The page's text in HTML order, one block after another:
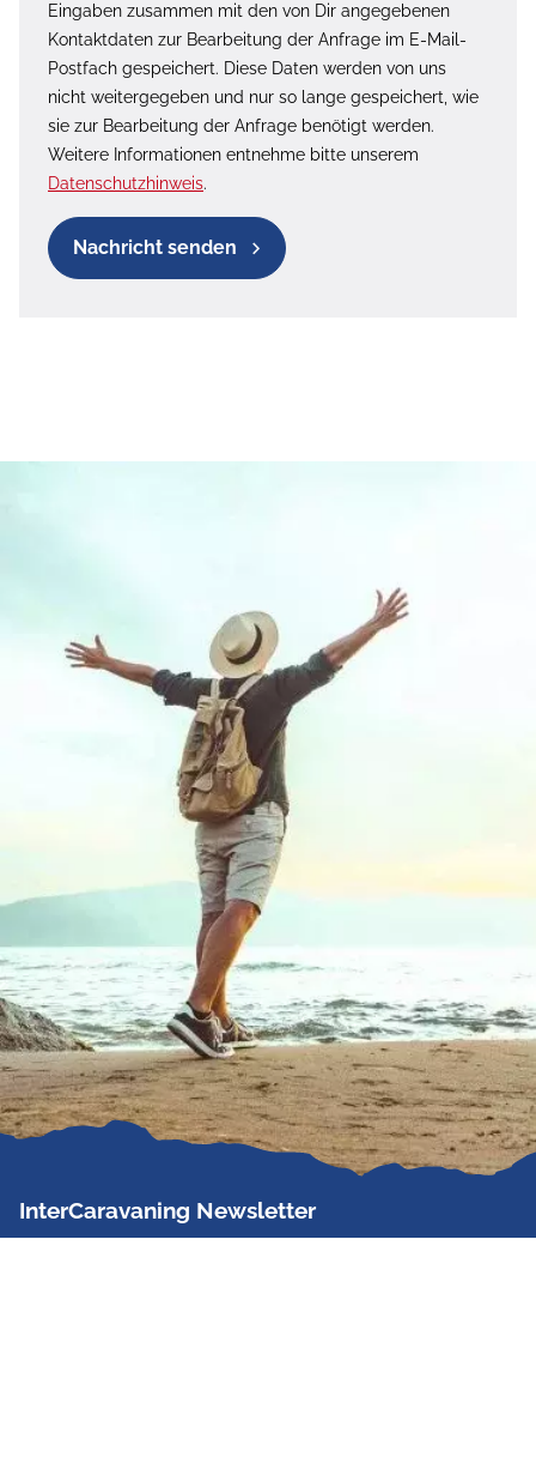
Eingaben zusammen mit den von Dir angegebenen
Kontaktdaten zur Bearbeitung der Anfrage im E-Mail-
Postfach gespeichert. Diese Daten werden von uns
nicht weitergegeben und nur so lange gespeichert, wie
sie zur Bearbeitung der Anfrage benötigt werden.
Weitere Informationen entnehme bitte unserem
Datenschutzhinweis.
Nachricht senden
InterCaravaning Newsletter